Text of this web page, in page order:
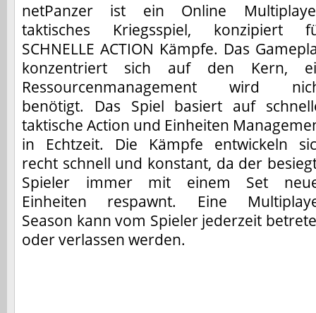
netPanzer ist ein Online
taktisches Kriegsspiel, konzipiert
SCHNELLE ACTION Kämpfe. Das
konzentriert sich auf den Kern,
Ressourcenmanagement wird
benötigt. Das Spiel basiert auf
taktische Action und Einheiten
in Echtzeit. Die Kämpfe entwickeln
recht schnell und konstant, da der
Spieler immer mit einem Set
Einheiten respawnt. Eine
Season kann vom Spieler jederzeit
oder verlassen werden.